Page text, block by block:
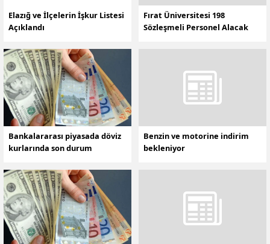
Elazığ ve İlçelerin İşkur Listesi
Açıklandı
Fırat Üniversitesi 198
Sözleşmeli Personel Alacak
Bankalararası piyasada döviz
kurlarında son durum
Benzin ve motorine indirim
bekleniyor